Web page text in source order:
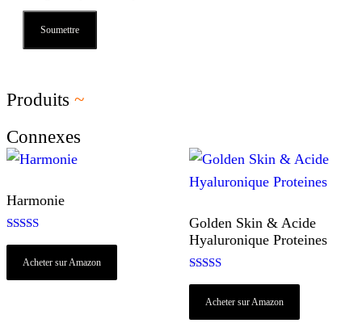
Produits ~
Connexes
Harmonie
sur 5Acheter sur Amazon
Golden Skin & Acide
Hyaluronique Proteines
sur 5Acheter sur Amazon